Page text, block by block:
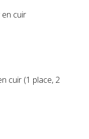
en cuir
cuir (1 place, 2